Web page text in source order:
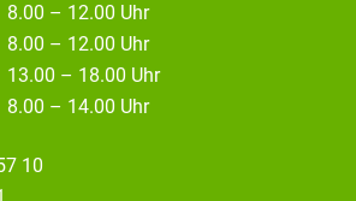
8.00 – 12.00 Uhr
8.00 – 12.00 Uhr
13.00 – 18.00 Uhr
8.00 – 14.00 Uhr
10